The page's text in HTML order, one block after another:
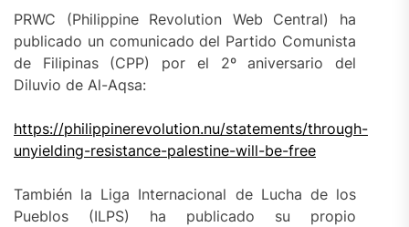
PRWC (Philippine Revolution Web Central) ha
publicado un comunicado del Partido Comunista
de Filipinas (CPP) por el 2º aniversario del
Diluvio de Al-Aqsa:
https://philippinerevolution.nu/statements/through-
unyielding-resistance-palestine-will-be-free
También la Liga Internacional de Lucha de los
Pueblos (ILPS) ha publicado su propio